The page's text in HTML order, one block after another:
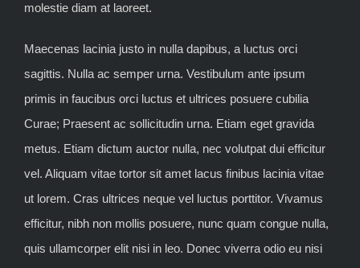
molestie diam at laoreet.
Maecenas lacinia justo in nulla dapibus, a luctus orci
sagittis. Nulla ac semper urna. Vestibulum ante ipsum
primis in faucibus orci luctus et ultrices posuere cubilia
Curae; Praesent ac sollicitudin urna. Etiam eget gravida
metus. Etiam dictum auctor nulla, nec volutpat dui efficitur
vel. Aliquam vitae tortor sit amet lacus finibus lacinia vitae
ut lorem. Cras ultrices neque vel luctus porttitor. Vivamus
efficitur, nibh non mollis posuere, nunc quam congue nulla,
quis ullamcorper elit nisi in leo. Donec viverra odio eu nisi